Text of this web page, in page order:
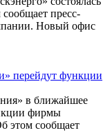
пресс-
Новый офис
перейдут функции
в ближайшее
фирмы
этом сообщает